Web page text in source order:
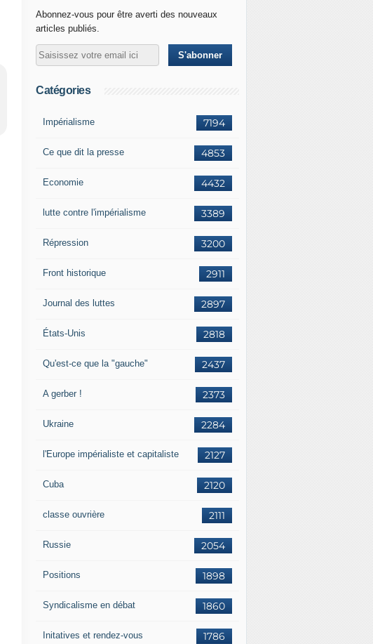
Abonnez-vous pour être averti des nouveaux
articles publiés.
Catégories
7194
Impérialisme
4853
Ce que dit la presse
4432
Economie
3389
lutte contre l'impérialisme
3200
Répression
2911
Front historique
2897
Journal des luttes
2818
États-Unis
2437
Qu'est-ce que la "gauche"
2373
A gerber !
2284
Ukraine
2127
l'Europe impérialiste et capitaliste
2120
Cuba
2111
classe ouvrière
2054
Russie
1898
Positions
1860
Syndicalisme en débat
1786
Initatives et rendez-vous